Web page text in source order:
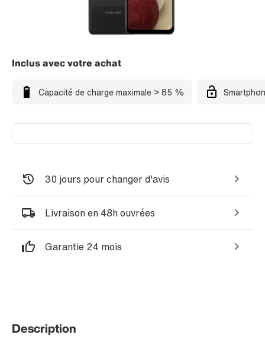
Inclus avec votre achat
Capacité de charge maximale > 85 %
30 jours pour changer d'avis
Livraison en 48h ouvrées
Garantie 24 mois
Description